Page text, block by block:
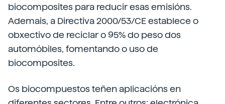
biocomposites para reducir esas emisións.
Ademais, a Directiva 2000/53/CE establece o
obxectivo de reciclar o 95% do peso dos
automóbiles, fomentando o uso de
biocomposites.
Os biocompuestos teñen aplicacións en